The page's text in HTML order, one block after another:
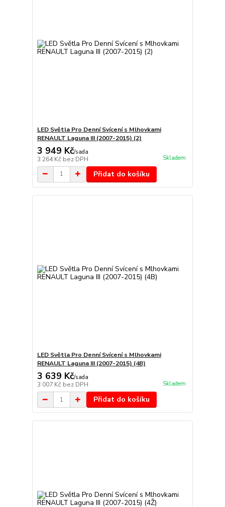
LED Světla Pro Denní Svícení s Mlhovkami
RENAULT Laguna III (2007-2015) (2)
3 949 Kč/sada
3 264 Kč bez DPH Skladem
Přidat do košíku
LED Světla Pro Denní Svícení s Mlhovkami
RENAULT Laguna III (2007-2015) (4B)
3 639 Kč/sada
3 007 Kč bez DPH Skladem
Přidat do košíku